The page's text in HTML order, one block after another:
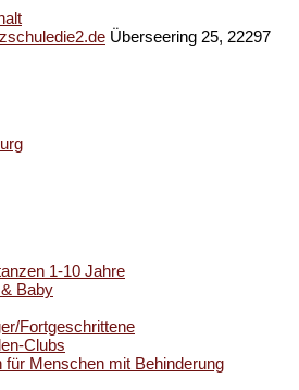
Überseering 25, 22297
1-10 Jahre
Baby
Fortgeschrittene
Clubs
für Menschen mit Behinderung